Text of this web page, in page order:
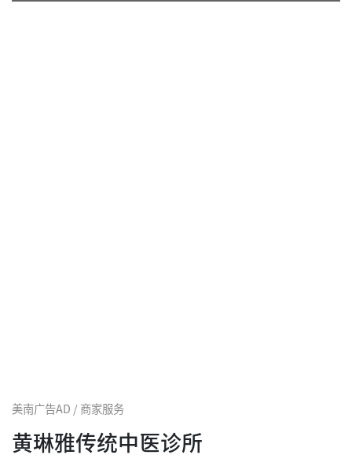
美南广告AD / 商家服务
黄琳雅传统中医诊所